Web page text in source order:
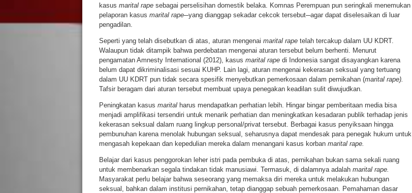
kasus marital rape sebagai perselisihan domestik belaka. Komnas Perempuan pun seringkali menemukan
pelaporan kasus marital rape─yang dianggap sekadar cekcok tersebut─agar dapat diselesaikan di luar
pengadilan.
Seperti yang telah disebutkan di atas, aturan mengenai marital rape telah tercakup dalam UU KDRT.
Walaupun tidak ditampik bahwa perdebatan mengenai aturan tersebut belum berhenti. Menurut
pengamatan Amnesty International (2012), kasus marital rape di Indonesia sangat disayangkan karena
belum dapat dikriminalisasi sesuai KUHP. Lain lagi, aturan mengenai kekerasan seksual yang tertuang
dalam UU KDRT pun tidak secara spesifik menyebutkan pemerkosaan dalam pernikahan (marital rape).
Tafsir beragam dari aturan tersebut membuat upaya penegakan keadilan sulit diwujudkan.
Peningkatan kasus marital harus mendapatkan perhatian lebih. Hingar bingar pemberitaan media bisa
menjadi amplifikasi tersendiri untuk menarik perhatian dan meningkatkan kesadaran publik terhadap jenis
kekerasan seksual dalam ruang lingkup personal/privat tersebut. Berbagai kasus penyiksaan hingga
pembunuhan karena menolak hubungan seksual, seharusnya dapat mendesak para penegak hukum untuk
mengasah kepekaan dan kepedulian mereka dalam menangani kasus korban marital rape.
Belajar dari kasus penggorokan leher istri pada pembuka di atas, pernikahan bukan sama sekali ruang
untuk membenarkan segala tindakan tidak manusiawi. Termasuk, di dalamnya adalah marital rape.
Masyarakat perlu belajar bahwa seseorang yang memaksa diri mereka untuk melakukan hubungan
seksual, bahkan dalam institusi pernikahan, tetap dianggap sebuah pemerkosaan. Pemahaman dasar